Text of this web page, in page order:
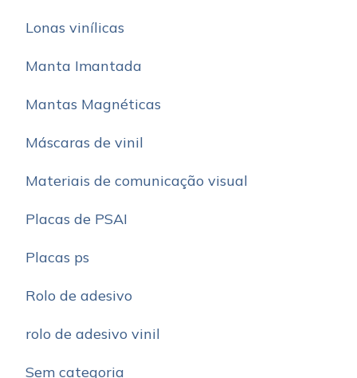
Lonas vinílicas
Manta Imantada
Mantas Magnéticas
Máscaras de vinil
Materiais de comunicação visual
Placas de PSAI
Placas ps
Rolo de adesivo
rolo de adesivo vinil
Sem categoria